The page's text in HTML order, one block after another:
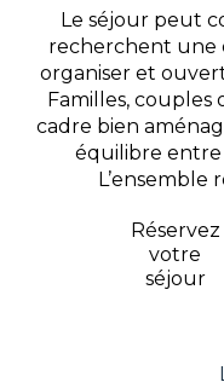
Le séjour peut
recherchent une
organiser et
Familles, couples
cadre bien
équilibre
L’ensemble
Réservez
votre
séjour